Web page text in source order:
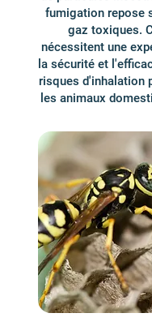
fumigation repose
gaz toxiques.
nécessitent une
la sécurité et
risques d'inhalation
les animaux